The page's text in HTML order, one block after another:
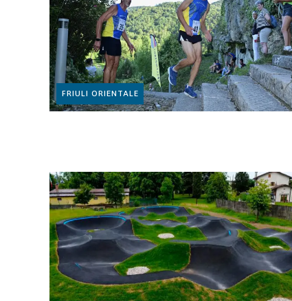
FRIULI ORIENTALE